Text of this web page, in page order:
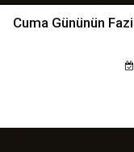
Cuma Gününün